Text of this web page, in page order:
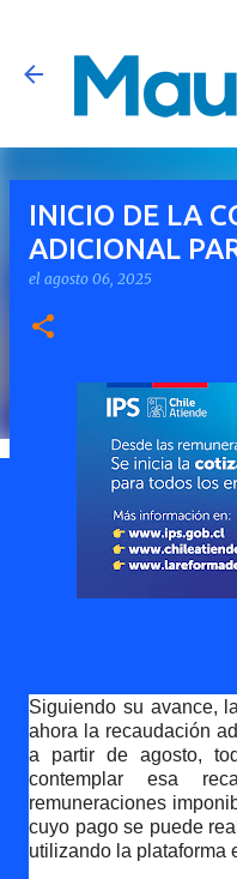
Ir al
INICIO DE LA
ADICIONAL
el agosto 06, 2025
Siguiendo su avance,
ahora la recaudación
a partir de agosto,
contemplar esa
remuneraciones
cuyo pago se puede
utilizando la plataforma